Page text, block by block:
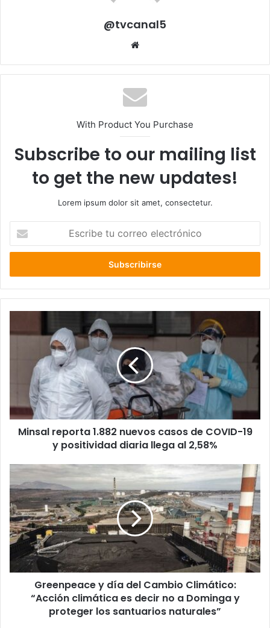
@tvcanal5
With Product You Purchase
Subscribe to our mailing list
to get the new updates!
Lorem ipsum dolor sit amet, consectetur.
correo
COVID-
19
y
positividad
al
2,58%
Minsal reporta 1.882 nuevos casos de COVID-19
y positividad diaria llega al 2,58%
Greenpeace
día
del
Cambio
Climático:
“Acción
climática
es
Greenpeace y día del Cambio Climático:
“Acción climática es decir no a Dominga y
proteger los santuarios naturales”